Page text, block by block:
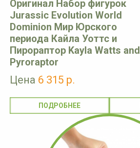
Оригинал Набор фигурок
Jurassic Evolution World
Dominion Мир Юрского
периода Кайла Уоттс и
Пирораптор Kayla Watts and
Pyroraptor
Цена 6 315 р.
ПОДРОБНЕЕ